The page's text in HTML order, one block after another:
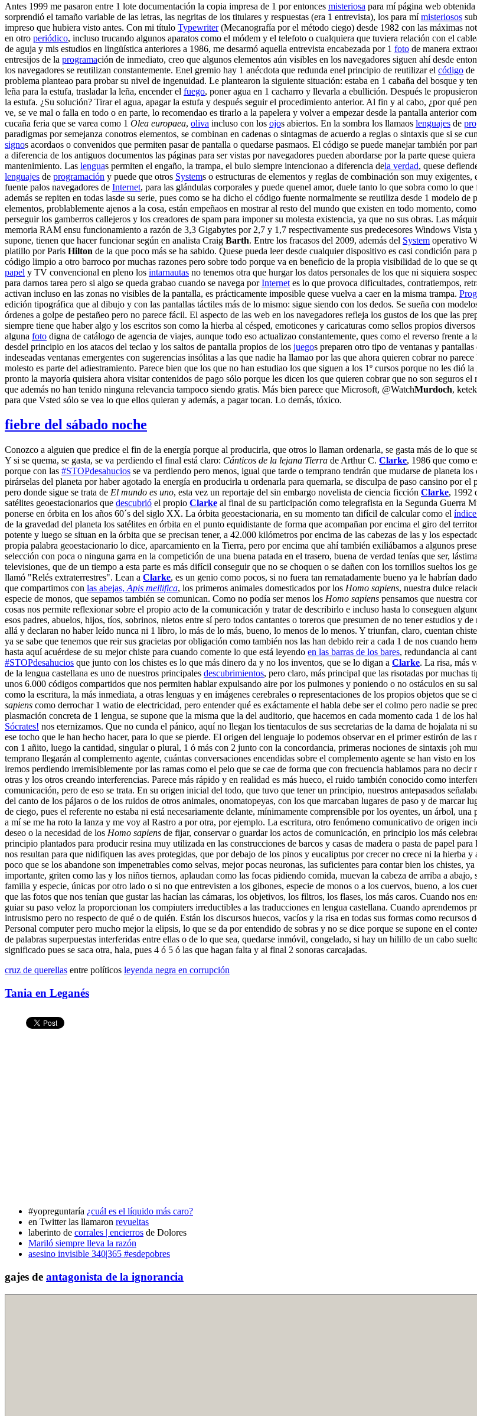
Antes 1999 me pasaron entre 1 lote documentación la copia impresa de 1 por entonces misteriosa para mí página web
sorprendió el tamaño variable de las letras, las negritas de los titulares y respuestas (era 1 entrevista), los para mímisteriosos
impreso que hubiera visto antes. Con mi título Typewriter(Mecanografía por el método ciego) desde 1982 con las máximas
en otro periódico, incluso trucando algunos aparatos como el módem y el telefoto o cualquiera que tuviera relación con el
de aguja y mis estudios en lingüística anteriores a 1986, me desarmó aquella entrevista encabezada por 1 foto de manera
entresijos de la programación de inmediato, creo que algunos elementos aún visibles en los navegadores siguen ahí desde
los navegadores se reutilizan constantemente. Enel gremio hay 1 anécdota que redunda enel principio de reutilizar el código de
problema planteao para probar su nivel de ingenuidad. Le plantearon la siguiente situación: estaba en 1 cabaña del bosque y
leña para la estufa, trasladar la leña, encender el fuego, poner agua en 1 cacharro y llevarla a ebullición. Después le
la estufa. ¿Su solución? Tirar el agua, apagar la estufa y después seguir el procedimiento anterior. Al fin y al cabo, ¿por qué
ve, se ve mal o falla en todo o en parte, lo recomendao es tirarlo a la papelera y volver a empezar desde la pantalla anterior
cucaña feria que se varea como 1 Olea europaea, oliva incluso con los ojos abiertos. En la sombra los llamaos lenguajes de
paradigmas por semejanza conotros elementos, se combinan en cadenas o sintagmas de acuerdo a reglas o sintaxis que si se
signos acordaos o convenidos que permiten pasar de pantalla o quedarse pasmaos. El código se puede manejar también por
a diferencia de los antiguos documentos las páginas para ser vistas por navegadores pueden abordarse por la parte quese
mantenimiento. Las lenguas permiten el engaño, la trampa, el bulo siempre intencionao a diferencia dela verdad, quese
lenguajes de programación y puede que otros Systems o estructuras de elementos y reglas de combinación son muy
fuente palos navegadores de Internet, para las glándulas corporales y puede quenel amor, duele tanto lo que sobra como lo
además se repiten en todas lasde su serie, pues como se ha dicho el código fuente normalmente se reutiliza desde 1 modelo
elementos, problablemente ajenos a la cosa, están empeñaos en mostrar al resto del mundo que existen en todo momento,
perseguir los gamberros callejeros y los creadores de spam para imponer su molesta existencia, ya que no sus obras. Las
memoria RAM ensu funcionamiento a razón de 3,3 Gigabytes por 2,7 y 1,7 respectivamente sus predecesores Windows Vista
supone, tienen que hacer funcionar según en analista Craig Barth. Entre los fracasos del 2009, además del System operativo
platillo por Paris Hilton de la que poco más se ha sabido. Quese pueda leer desde cualquier dispositivo es casi condición para
código limpio a otro barroco por muchas razones pero sobre todo porque va en beneficio de la propia visibilidad de lo que se
papel y TV convencional en pleno los intarnautas no tenemos otra que hurgar los datos personales de los que ni siquiera
para darnos tarea pero si algo se queda grabao cuando se navega porInternet es lo que provoca dificultades, contratiempos,
activan incluso en las zonas no visibles de la pantalla, es prácticamente imposible quese vuelva a caer en la misma trampa.
edición tipográfica que al dibujo y con las pantallas táctiles más de lo mismo: sigue siendo con los dedos. Se sueña con
órdenes a golpe de pestañeo pero no parece fácil. El aspecto de las web en los navegadores refleja los gustos de los que las
siempre tiene que haber algo y los escritos son como la hierba al césped, emoticones y caricaturas como sellos propios
alguna foto digna de catálogo de agencia de viajes, aunque todo eso actualizao constantemente, ques como el reverso frente
desdel principio en los atacos del teclao y los saltos de pantalla propios de los juegos preparen otro tipo de ventanas y
indeseadas ventanas emergentes con sugerencias insólitas a las que nadie ha llamao por las que ahora quieren cobrar no
molesto es parte del adiestramiento. Parece bien que los que no han estudiao los que siguen a los 1º cursos porque no les dió
pronto la mayoría quisiera ahora visitar contenidos de pago sólo porque les dicen los que quieren cobrar que no son seguros
que además no han tenido ninguna relevancia tampoco siendo gratis. Más bien parece que Microsoft, @WatchMurdoch,
para que Vsted sólo se vea lo que ellos quieran y además, a pagar tocan. Lo demás, tóxico.
fiebre del sábado noche
Conozco a alguien que predice el fin de la energía porque al producirla, que otros lo llaman ordenarla, se gasta más de lo que
Y si se quema, se gasta, se va perdiendo el final está claro: Cánticos de la lejana Tierra de Arthur C. Clarke, 1986 que como
porque con las #STOPdesahucios se va perdiendo pero menos, igual que tarde o temprano tendrán que mudarse de planeta
pirárselas del planeta por haber agotado la energía en producirla u ordenarla para quemarla, se disculpa de paso cansino por
pero donde sigue se trata de El mundo es uno, esta vez un reportaje del sin embargo novelista de ciencia ficción Clarke, 1992
satélites geoestacionarios que descubrió el propio Clarke al final de su participación como telegrafista en la Segunda Guerra
ponerse en órbita en los años 60´s del siglo XX. La órbita geoestacionaria, en su momento tan difícil de calcular como el
de la gravedad del planeta los satélites en órbita en el punto equidistante de forma que acompañan por encima el giro del
potente y luego se situan en la órbita que se precisan tener, a 42.000 kilómetros por encima de las cabezas de las y los
propia palabra geoestacionario lo dice, aparcamiento en la Tierra, pero por encima que ahí también exiliábamos a algunos
selección con poca o ninguna garra en la competición de una buena patada en el trasero, buena de verdad tenías que ser,
televisiones, que de un tiempo a esta parte es más difícil conseguir que no se choquen o se dañen con los tornillos sueltos los
llamó "Relés extraterrestres". Lean a Clarke, es un genio como pocos, si no fuera tan rematadamente bueno ya le habrían
que compartimos con las abejas, Apis mellifica, los primeros animales domesticados por los Homo sapiens, nuestra dulce
especie de monos, que sepamos también se comunican. Como no podía ser menos los Homo sapiens pensamos que nuestra
cosas nos permite reflexionar sobre el propio acto de la comunicación y tratar de describirlo e incluso hasta lo conseguen
esos padres, abuelos, hijos, tíos, sobrinos, nietos entre sí pero todos cantantes o toreros que presumen de no tener estudios y
allá y declaran no haber leído nunca ni 1 libro, lo más de lo más, bueno, lo menos de lo menos. Y triunfan, claro, cuentan
ya se sabe que tenemos que reir sus gracietas por obligación como también nos las han debido reir a cada 1 de nos cuando
hasta aquí acuérdese de su mejor chiste para cuando comente lo que está leyendo en las barras de los bares, redundancia al
#STOPdesahucios que junto con los chistes es lo que más dinero da y no los inventos, que se lo digan a Clarke. La risa, más
de la lengua castellana es uno de nuestros principales descubrimientos, pero claro, más principal que las risotadas por muchas
unos 6.000 códigos compartidos que nos permiten hablar expulsando aire por los pulmones y poniendo o no ostáculos en su
como la escritura, la más inmediata, a otras lenguas y en imágenes cerebrales o representaciones de los propios objetos que
sapiens como derrochar 1 watio de electricidad, pero entender qué es exáctamente el habla debe ser el colmo pero nadie se
plasmación concreta de 1 lengua, se supone que la misma que la del auditorio, que hacemos en cada momento cada 1 de los
Sócrates! nos eternizamos. Que no cunda el pánico, aquí no llegan los tientaculos de sus secretarias de la dama de hojalata
ese tocho que le han hecho hacer, para lo que se pierde. El origen del lenguaje lo podemos observar en el primer estirón de
con 1 añito, luego la cantidad, singular o plural, 1 ó más con 2 junto con la concordancia, primeras nociones de sintaxis ¡oh
temprano llegarán al complemento agente, cuántas conversaciones encendidas sobre el complemento agente se han visto en
iremos perdiendo irremisiblemente por las ramas como el pelo que se cae de forma que con frecuencia hablamos para no
otras y los otros creando interferencias. Parece más rápido y en realidad es más hueco, el ruido también conocido como
comunicación, pero de eso se trata. En su origen inicial del todo, que tuvo que tener un principio, nuestros antepasados
del canto de los pájaros o de los ruidos de otros animales, onomatopeyas, con los que marcaban lugares de paso y de marcar
de ciego, pues el referente no estaba ni está necesariamente delante, mínimamente comprensible por los oyentes, un árbol,
a mí se me ha roto la lanza y me voy al Rastro a por otra, por ejemplo. La escritura, otro fenómeno comunicativo de origen
deseo o la necesidad de los Homo sapiens de fijar, conservar o guardar los actos de comunicación, en principio los más
principio plantados para producir resina muy utilizada en las construcciones de barcos y casas de madera o pasta de papel
nos resultan para que nidifiquen las aves protegidas, que por debajo de los pinos y eucaliptus por crecer no crece ni la hierba
poco que se los abandone son impenetrables como selvas, mejor pocas neuronas, las suficientes para contar bien los chistes,
importante, griten como las y los niños tiernos, aplaudan como las focas pidiendo comida, muevan la cabeza de arriba a
familia y especie, únicas por otro lado o si no que entrevisten a los gibones, especie de monos o a los cuervos, bueno, a los
que las fotos que nos tenían que gustar las hacían las cámaras, los objetivos, los filtros, los flases, los más caros. Cuando nos
guiar su paso veloz la proporcionan los compiuters irreductibles a las traducciones en lengua castellana. Cuando aprendemos
intrusismo pero no respecto de qué o de quién. Están los discursos huecos, vacíos y la risa en todas sus formas como
Personal computer pero mucho mejor la elipsis, lo que se da por entendido de sobras y no se dice porque se supone en el
de palabras superpuestas interferidas entre ellas o de lo que sea, quedarse inmóvil, congelado, si hay un hilillo de un cabo
significado pues se saca otra, hala, pues 4 ó 5 ó las que hagan falta y al final 2 sonoras carcajadas.
cruz de querellas entre políticos leyenda negra en corrupción
Tania en Leganés
#yopreguntaría ¿cuál es el líquido más caro?
en Twitter las llamaron revueltas
laberinto de corrales | encierros de Dolores
Mariló siempre lleva la razón
asesino invisible 340|365 #esdepobres
gajes de antagonista de la ignorancia